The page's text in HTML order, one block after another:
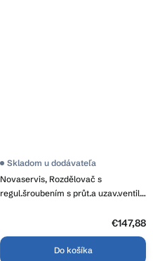
Novaservis, Rozdělovač s
regul.šroubením s průt.a uzav.ventily
Skladom u dodávateľa
€147,88
Do košíka